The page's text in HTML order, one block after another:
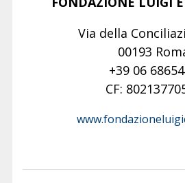
Via della
00193
+39 06
CF: